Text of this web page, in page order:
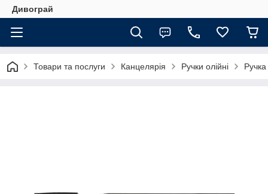
Дивограй
Товари та послуги Канцелярія Ручки олійні